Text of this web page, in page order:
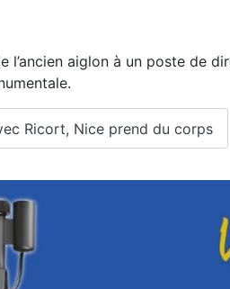
l’ancien aiglon à un poste de
Ricort, Nice prend du corps